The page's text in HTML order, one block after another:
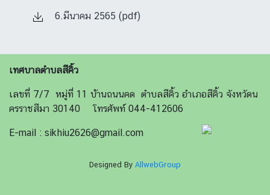
6.มีนาคม 2565 (pdf)
เทศบาลตำบลสีคิ้ว
เลขที่ 7/7 หมู่ที่ 11 บ้านถนนคด ตำบลสีคิ้ว อำเภอสีคิ้ว จังหวัดน
ครราชสีมา 30140 โทรศัพท์ 044-412606
E-mail : sikhiu2626@gmail.com
Designed By AllwebGroup